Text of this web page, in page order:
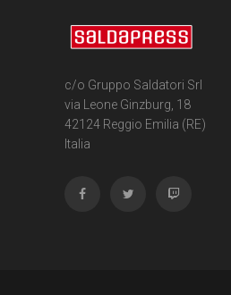
c/o Gruppo Saldatori Srl
via Leone Ginzburg, 18
42124 Reggio Emilia (RE)
Italia